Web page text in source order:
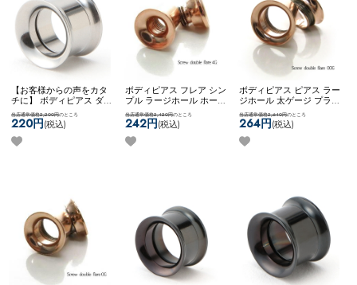
【お客様からの声をカタ
チに】 ボディピアス ダブ
ルフレア シンプル アレン
ジ カスタム 拡張 かっこ
いい ステンレス ネコポス
OK
当店通常価格2,200円のところ
220円(税込)
ボディピアス フレア シン
プル ラージホール ホール
トゥ ステンレス 4G ネジ
式 ネコポスOK[ 4G ] ダブ
ルフレア (ローズゴール
ド)
当店通常価格2,420円のところ
242円(税込)
ボディピアス ピアス ラー
ジホール 太ゲージ プラグ
トンネル 大きいサイズ 拡
張 ネコポスOK[ 00G ] ダブ
ルフレア
当店通常価格2,640円のところ
264円(税込)